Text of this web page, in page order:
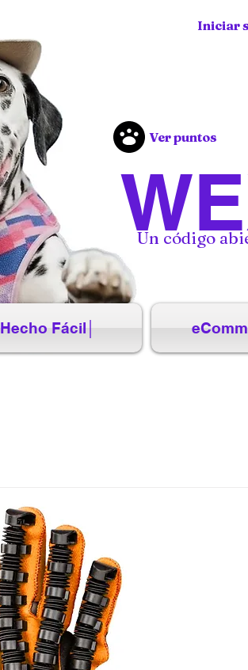
Un código
Ver puntos
Iniciar
Hecho Fácil│